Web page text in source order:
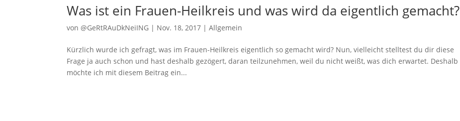
Was ist ein Frauen-Heilkreis und was wird da eigentlich gemacht?
von @GeRtRAuDkNeiING | Nov. 18, 2017 |Allgemein
Kürzlich wurde ich gefragt, was im Frauen-Heilkreis eigentlich so gemacht wird? Nun, vielleicht stelltest du dir diese
Frage ja auch schon und hast deshalb gezögert, daran teilzunehmen, weil du nicht weißt, was dich erwartet. Deshalb
möchte ich mit diesem Beitrag ein...